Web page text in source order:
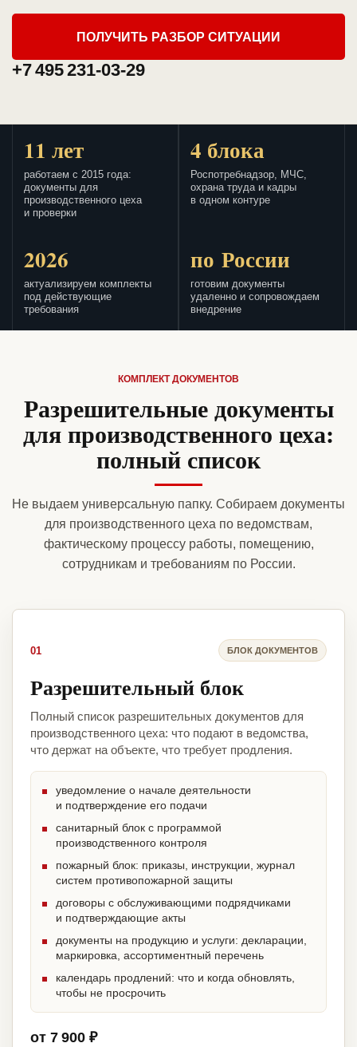
ПОЛУЧИТЬ РАЗБОР СИТУАЦИИ
+7 495 231-03-29
11 лет
работаем с 2015 года:
документы для
производственного цеха
и проверки
4 блока
Роспотребнадзор, МЧС,
охрана труда и кадры
в одном контуре
2026
актуализируем комплекты
под действующие
требования
по России
готовим документы
удаленно и сопровождаем
внедрение
КОМПЛЕКТ ДОКУМЕНТОВ
Разрешительные документы
для производственного цеха:
полный список
Не выдаем универсальную папку. Собираем документы
для производственного цеха по ведомствам,
фактическому процессу работы, помещению,
сотрудникам и требованиям по России.
01 БЛОК ДОКУМЕНТОВ
Разрешительный блок
Полный список разрешительных документов для
производственного цеха: что подают в ведомства,
что держат на объекте, что требует продления.
уведомление о начале деятельности
и подтверждение его подачи
санитарный блок с программой
производственного контроля
пожарный блок: приказы, инструкции, журнал
систем противопожарной защиты
договоры с обслуживающими подрядчиками
и подтверждающие акты
документы на продукцию и услуги: декларации,
маркировка, ассортиментный перечень
календарь продлений: что и когда обновлять,
чтобы не просрочить
от 7 900 ₽